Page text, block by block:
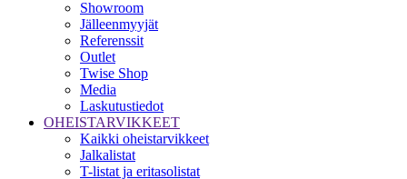
Showroom
Jälleenmyyjät
Referenssit
Outlet
Twise Shop
Media
Laskutustiedot
OHEISTARVIKKEET
Kaikki oheistarvikkeet
Jalkalistat
T-listat ja eritasolistat